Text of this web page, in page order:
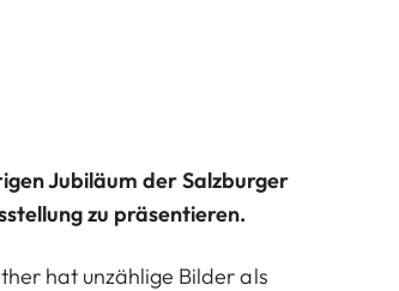
Jubiläum der Salzburger
zu präsentieren.
hat unzählige Bilder als